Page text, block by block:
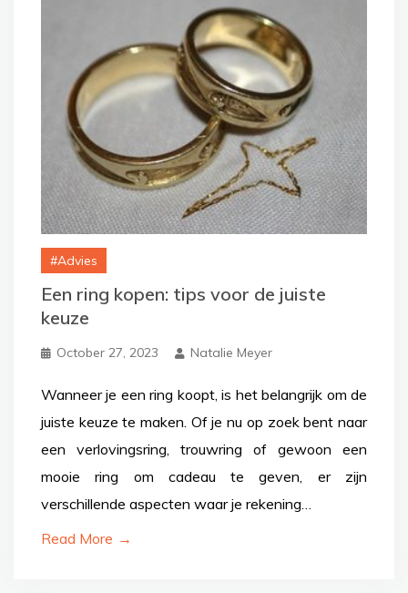
Advies
Een ring kopen: tips voor de juiste
keuze
October 27, 2023 Natalie Meyer
Wanneer je een ring koopt, is het belangrijk om de
juiste keuze te maken. Of je nu op zoek bent naar
een verlovingsring, trouwring of gewoon een
mooie ring om cadeau te geven, er zijn
verschillende aspecten waar je rekening…
Read More →